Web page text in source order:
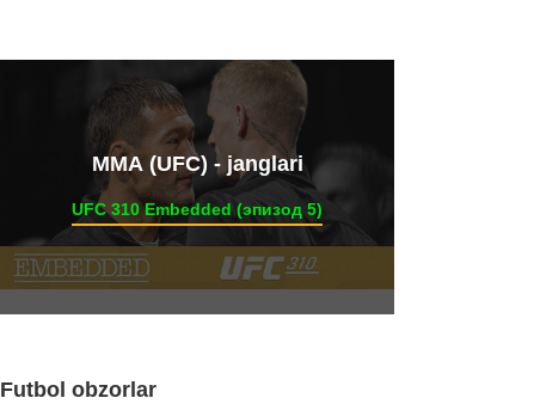
ММА (UFC) - janglari
UFC 310 Embedded (эпизод 5)
Futbol obzorlar